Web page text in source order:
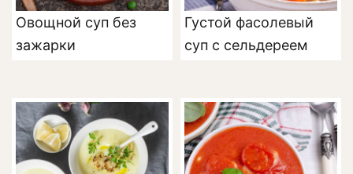
Овощной суп без
зажарки
Густой фасолевый
суп с сельдереем